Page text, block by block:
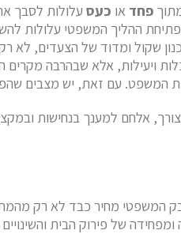
פחד או כעס עלולות לסבך
ההליך המשפטי עלולות
שקול ומדוד של הצעדים, לא
ויעילות, אלא שבהרבה מקרים
המשפט. עם זאת, יש מצבים
אלחם למענך בנחישות
המשפטי מחיר כבד לא רק
של פירוק הבית